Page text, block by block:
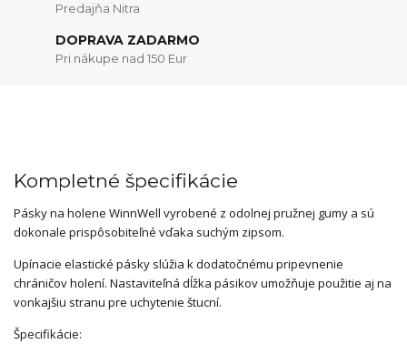
Predajňa Nitra
DOPRAVA ZADARMO
Pri nákupe nad 150 Eur
Kompletné špecifikácie
Pásky na holene WinnWell vyrobené z odolnej pružnej gumy a sú
dokonale prispôsobiteľné vďaka suchým zipsom.
Upínacie elastické pásky slúžia k dodatočnému pripevnenie
chráničov holení. Nastaviteľná dĺžka pásikov umožňuje použitie aj na
vonkajšiu stranu pre uchytenie štucní.
Špecifikácie: